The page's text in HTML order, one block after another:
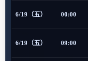
6/19（五） 00:00
6/19（五） 09:00